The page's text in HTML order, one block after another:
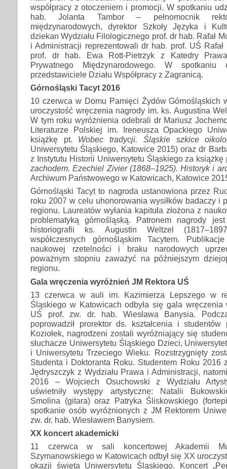
współpracy z otoczeniem i promocji. W spotkaniu
hab. Jolanta Tambor – pełnomocnik
międzynarodowych, dyrektor Szkoły Języka i
dziekan Wydziału Filologicznego prof. dr hab. Rafał
i Administracji reprezentowali dr hab. prof. UŚ
prof. dr hab. Ewa Rott-Pietrzyk z Katedry
Prywatnego Międzynarodowego. W spotkaniu
przedstawiciele Działu Współpracy z Zagranicą.
Górnośląski Tacyt 2016
10 czerwca w Domu Pamięci Żydów Górnośląskich
uroczystość wręczenia nagrody im. ks. Augustina
W tym roku wyróżnienia odebrali dr Mariusz
Literaturze Polskiej im. Ireneusza Opackiego
książkę pt. Wobec tradycji. Śląskie szkice
Uniwersytetu Śląskiego, Katowice 2015) oraz dr
z Instytutu Historii Uniwersytetu Śląskiego za
zachodem. Ezechiel Zivier (1868–1925). Historyk i
Archiwum Państwowego w Katowicach, Katowice
Górnośląski Tacyt to nagroda ustanowiona przez
roku 2007 w celu uhonorowania wysiłków badaczy i
regionu. Laureatów wyłania kapituła złożona z
problematyką górnośląską. Patronem nagrody
historiografii ks. Augustin Weltzel
współczesnych górnośląskim Tacytem.
naukowej rzetelności i braku narodowych
poważnym stopniu zaważyć na późniejszym
regionu.
Gala wręczenia wyróżnień JM Rektora UŚ
13 czerwca w auli im. Kazimierza Lepszego w
Śląskiego w Katowicach odbyła się gala wręczenia
UŚ prof. zw. dr. hab. Wiesława Banysia.
poprowadził prorektor ds. kształcenia i
Koziołek, nagrodzeni zostali wyróżniający się
słuchacze Uniwersytetu Śląskiego Dzieci,
i Uniwersytetu Trzeciego Wieku. Rozstrzygnięty
Studenta i Doktoranta Roku. Studentem Roku 2016
Jędryszczyk z Wydziału Prawa i Administracji,
2016 – Wojciech Osuchowski z Wydziału
uświetniły występy artystyczne: Natalii
Smolina (gitara) oraz Patryka Śliskowskiego
spotkanie osób wyróżnionych z JM Rektorem
zw. dr. hab. Wiesławem Banysiem.
XX koncert akademicki
11 czerwca w sali koncertowej Akademii
Szymanowskiego w Katowicach odbył się XX
okazji święta Uniwersytetu Śląskiego. Koncert